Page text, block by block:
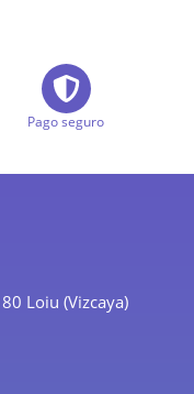
Pago seguro
Loiu (Vizcaya)